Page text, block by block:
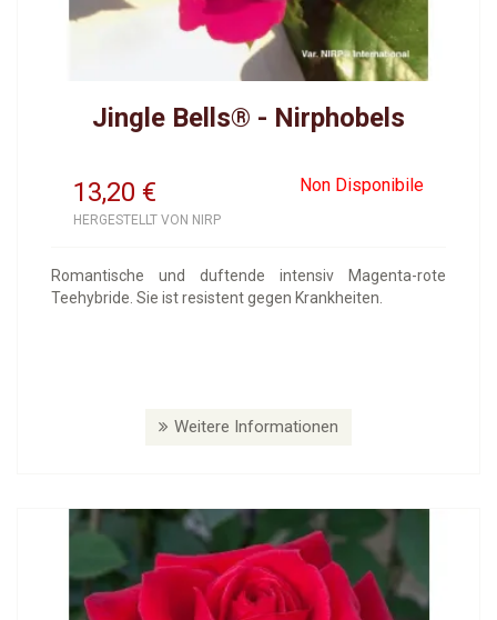
Jingle Bells® - Nirphobels
13,20 Non Disponibile
€
HERGESTELLT VON NIRP
Romantische und duftende intensiv Magenta-rote
Teehybride. Sie ist resistent gegen Krankheiten.
Weitere Informationen